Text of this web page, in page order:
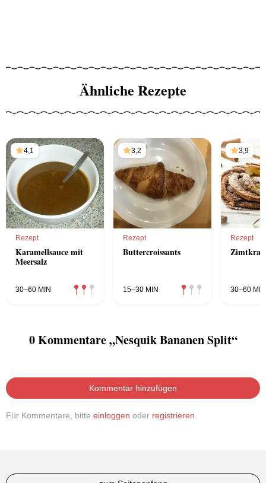
Ähnliche Rezepte
4,1
Rezept
Karamellsauce mit
Meersalz
30–60 MIN
3,2
Rezept
Buttercroissants
15–30 MIN
3,9
Rezept
30–60 MIN
0 Kommentare „Nesquik Bananen Split“
Kommentar hinzufügen
Für Kommentare, bitte einloggen oder registrieren